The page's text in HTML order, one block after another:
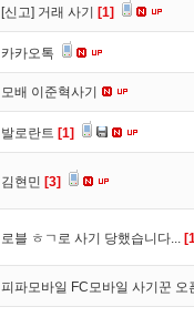
[신고] 거래 사기 [1]
카카오톡
모배 이준혁사기
발로란트 [1]
김현민 [3]
로블 ㅎㄱ로 사기 당했습니다...
피파모바일 FC모바일 사기꾼